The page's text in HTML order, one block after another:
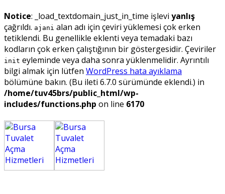
Notice: _load_textdomain_just_in_time işlevi yanlış
çağrıldı. ajani alan adı için çeviri yüklemesi çok erken
tetiklendi. Bu genellikle eklenti veya temadaki bazı
kodların çok erken çalıştığının bir göstergesidir. Çeviriler
init eyleminde veya daha sonra yüklenmelidir. Ayrıntılı
bilgi almak için lütfen WordPress hata ayıklama
bölümüne bakın. (Bu ileti 6.7.0 sürümünde eklendi.) in
/home/tuv45brs/public_html/wp-
includes/functions.php on line 6170